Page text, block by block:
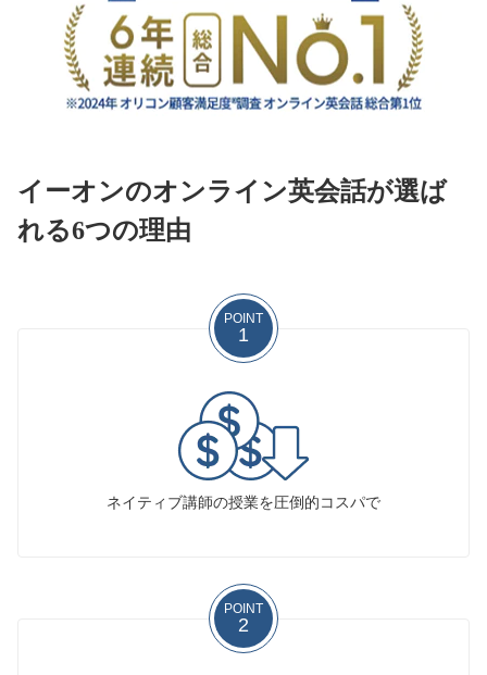
イーオンのオンライン英会話が選ば
れる6つの理由
POINT
1
ネイティブ講師の授業を圧倒的コスパで
POINT
2